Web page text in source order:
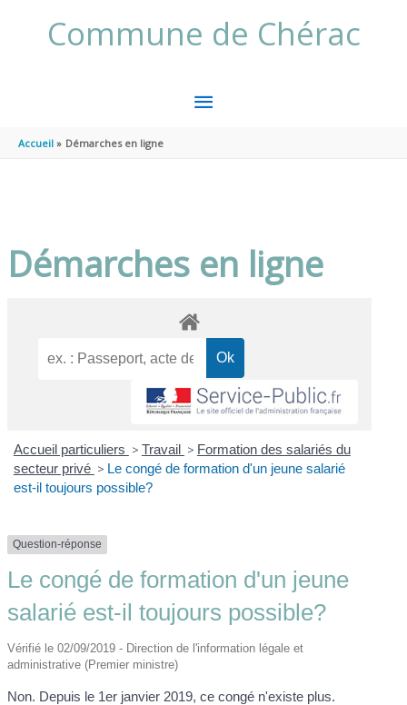
Commune de Chérac
MENU
Accueil Démarches en ligne
Démarches en ligne
Accueil particuliers > Travail > Formation des salariés du
secteur privé > Le congé de formation d'un jeune salarié
est-il toujours possible?
Question-réponse
Le congé de formation d'un jeune
salarié est-il toujours possible?
Vérifié le 02/09/2019 - Direction de l'information légale et
administrative (Premier ministre)
Non. Depuis le 1er janvier 2019, ce congé n'existe plus.